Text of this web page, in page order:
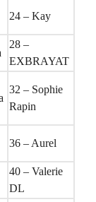
24 – Kay
28 –
EXBRAYAT
32 – Sophie
Rapin
36 – Aurel
40 – Valerie
DL